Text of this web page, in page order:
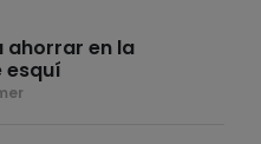
ahorrar en la
esquí